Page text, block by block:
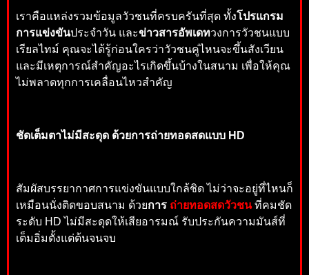
เราคือแหล่งรวมข้อมูลวัวชนที่ครบครันที่สุด ทั้งโปรแกรม
การแข่งขันประจำวัน และข่าวสารอัพเดทวงการวัวชนแบบ
เรียลไทม์ คุณจะได้รู้ก่อนใครว่าวัวชนคู่ไหนจะขึ้นสังเวียน
และมีเหตุการณ์สำคัญอะไรเกิดขึ้นบ้างในสนาม เพื่อให้คุณ
ไม่พลาดทุกการเคลื่อนไหวสำคัญ
ชัดเต็มตาไม่มีสะดุด ด้วยการถ่ายทอดสดแบบ HD
สัมผัสบรรยากาศการแข่งขันแบบใกล้ชิด ไม่ว่าจะอยู่ที่ไหนก็
เหมือนนั่งติดขอบสนาม ด้วยการ ถ่ายทอดสดวัวชนที่คมชัด
ระดับ HD ไม่มีสะดุดให้เสียอารมณ์ รับประกันความมันส์ที่
เต็มอิ่มตั้งแต่ต้นจนจบ